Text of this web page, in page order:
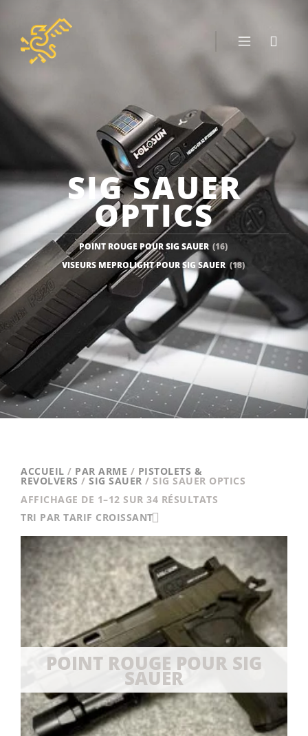
SIG SAUER
OPTICS
POINT ROUGE POUR SIG SAUER (16)
VISEURS MEPROLIGHT POUR SIG SAUER(18)
ACCUEIL / PAR ARME / PISTOLETS &
REVOLVERS / SIG SAUER / SIG SAUER OPTICS
AFFICHAGE DE 1–12 SUR 34 RÉSULTATS
PRIX
CROISSANT
TRI PAR TARIF CROISSANT
POINT ROUGE POUR SIG
SAUER